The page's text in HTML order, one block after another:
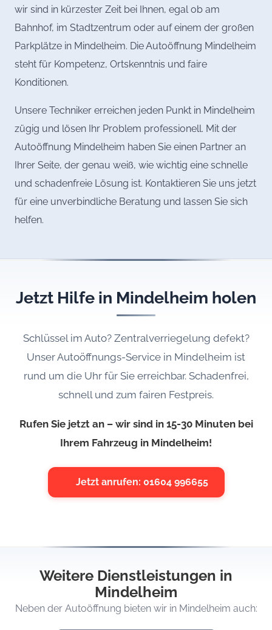
wir sind in kürzester Zeit bei Ihnen, egal ob am
Bahnhof, im Stadtzentrum oder auf einem der großen
Parkplätze in Mindelheim. Die Autoöffnung Mindelheim
steht für Kompetenz, Ortskenntnis und faire
Konditionen.
Unsere Techniker erreichen jeden Punkt in Mindelheim
zügig und lösen Ihr Problem professionell. Mit der
Autoöffnung Mindelheim haben Sie einen Partner an
Ihrer Seite, der genau weiß, wie wichtig eine schnelle
und schadenfreie Lösung ist. Kontaktieren Sie uns jetzt
für eine unverbindliche Beratung und lassen Sie sich
helfen.
Jetzt Hilfe in Mindelheim holen
Schlüssel im Auto? Zentralverriegelung defekt?
Unser Autoöffnungs-Service in Mindelheim ist
rund um die Uhr für Sie erreichbar. Schadenfrei,
schnell und zum fairen Festpreis.
Rufen Sie jetzt an – wir sind in 15-30 Minuten bei
Ihrem Fahrzeug in Mindelheim!
Jetzt anrufen: 01604 996655
Weitere Dienstleistungen in
Mindelheim
Neben der Autoöffnung bieten wir in Mindelheim auch: